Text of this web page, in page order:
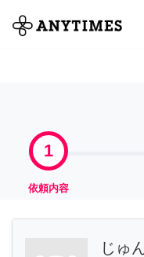
全て
1
依頼内容
じゅ